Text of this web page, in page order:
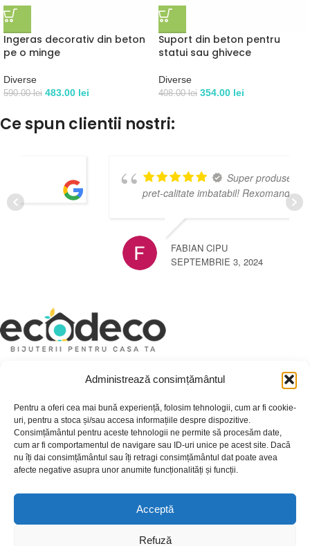
Administrează consimțământul
Pentru a oferi cea mai bună experiență, folosim tehnologii, cum ar fi cookie-
uri, pentru a stoca și/sau accesa informațiile despre dispozitive.
Consimțământul pentru aceste tehnologii ne permite să procesăm date,
cum ar fi comportamentul de navigare sau ID-uri unice pe acest site. Dacă
nu îți dai consimțământul sau îți retragi consimțământul dat poate avea
afecte negative asupra unor anumite funcționalități și funcții.
Acceptă
Refuză
Ingeras decorativ din beton
pe o minge
Diverse
590.00lei 483.00 lei
Suport din beton pentru
statui sau ghivece
Diverse
408.00lei 354.00 lei
Ce spun clientii nostri:
Super produse! Raport
pret-calitate imbatabil! Rexomand
FABIAN CIPU
SEPTEMBRIE 3, 2024
Depozit En-Gross și En-Detail
Piatră Decorativă și Plante Ornamentale
Preturi accesibile, calitate si diversitate.
DE 70, vis-a-vis de Termo Ișalnița, Craiova, Dolj, Romania
contact@ecodeco.ro
VIZITEAZĂ DEPOZIT